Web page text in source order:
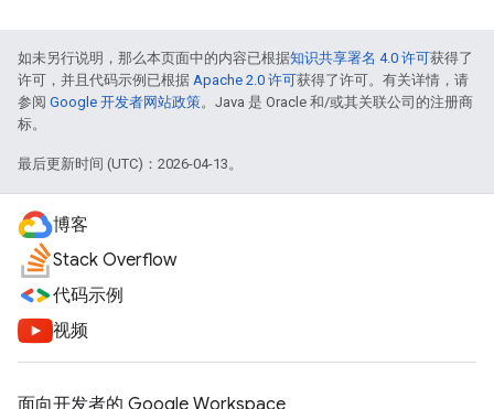
如未另行说明，那么本页面中的内容已根据知识共享署名 4.0 许可获得了
许可，并且代码示例已根据 Apache 2.0 许可获得了许可。有关详情，请
参阅 Google 开发者网站政策。Java 是 Oracle 和/或其关联公司的注册商
标。
最后更新时间 (UTC)：2026-04-13。
博客
Stack Overflow
代码示例
视频
面向开发者的 Google Workspace